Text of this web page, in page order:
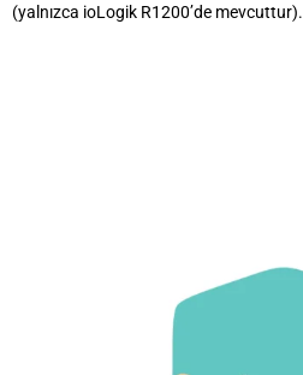
(yalnızca ioLogik R1200’de mevcuttur).